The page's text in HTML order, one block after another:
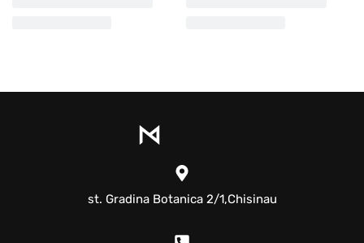
st. Gradina Botanica 2/1,Chisinau